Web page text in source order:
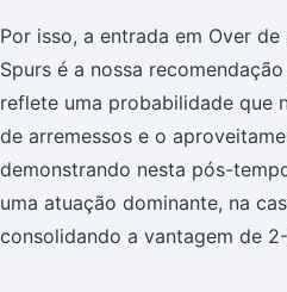
Por isso, a entrada em Over
Spurs é a nossa
reflete uma probabilidade que
de arremessos e o
demonstrando nesta pós-
uma atuação dominante, na
consolidando a vantagem de